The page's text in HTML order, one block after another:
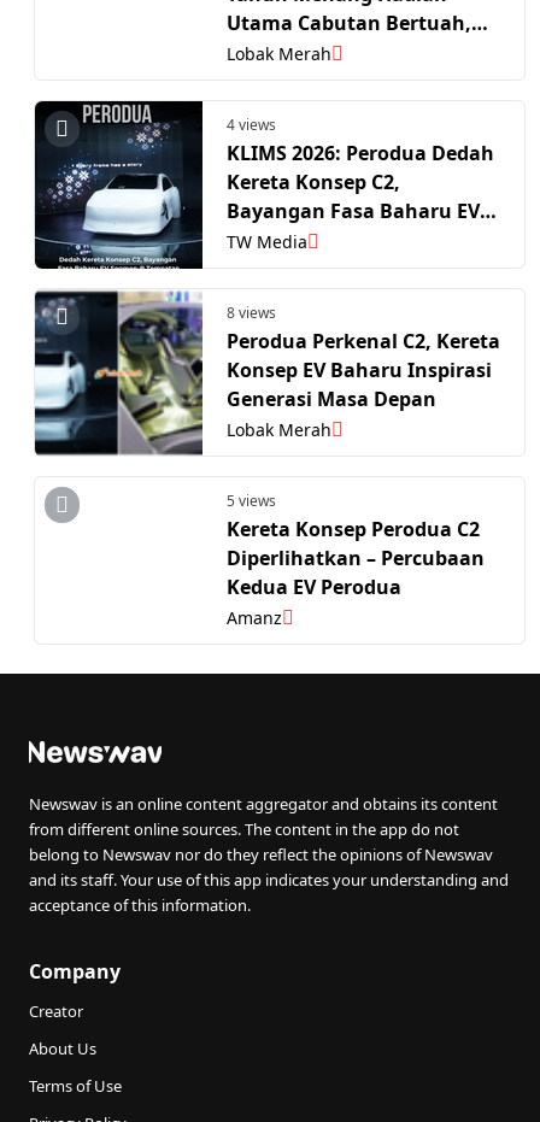
Utama Cabutan Bertuah,
Bawa Balik Perodua Myvi
Lobak Merah
4 views
KLIMS 2026: Perodua Dedah
Kereta Konsep C2,
Bayangan Fasa Baharu EV
Segmen-B Tempatan
TW Media
8 views
Perodua Perkenal C2, Kereta
Konsep EV Baharu Inspirasi
Generasi Masa Depan
Lobak Merah
5 views
Kereta Konsep Perodua C2
Diperlihatkan – Percubaan
Kedua EV Perodua
Amanz
Newswav is an online content aggregator and obtains its content
from different online sources. The content in the app do not
belong to Newswav nor do they reflect the opinions of Newswav
and its staff. Your use of this app indicates your understanding and
acceptance of this information.
Company
Creator
About Us
Terms of Use